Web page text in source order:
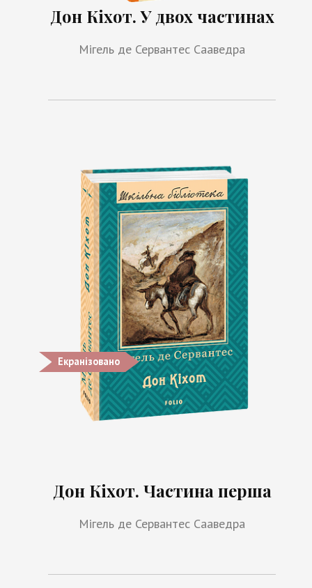
Дон Кіхот. У двох частинах
Мігель де Сервантес Сааведра
Екранізовано
Дон Кіхот. Частина перша
Мігель де Сервантес Сааведра